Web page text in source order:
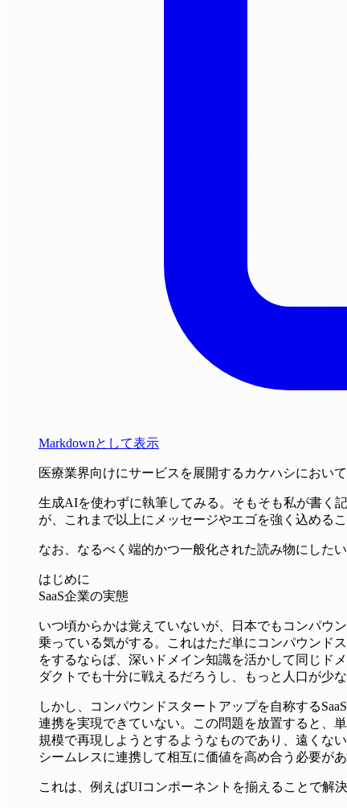
Markdownとして表示
医療業界向けにサービスを展開するカケハシにおい
生成AIを使わずに執筆してみる。そもそも私が書く
が、これまで以上にメッセージやエゴを強く込める
なお、なるべく端的かつ一般化された読み物にした
はじめに
SaaS企業の実態
いつ頃からかは覚えていないが、日本でもコンパウ
乗っている気がする。これはただ単にコンパウンド
をするならば、深いドメイン知識を活かして同じド
ダクトでも十分に戦えるだろうし、もっと人口が少
しかし、コンパウンドスタートアップを自称する
連携を実現できていない。この問題を放置すると、
規模で再現しようとするようなものであり、遠くな
シームレスに連携して相互に価値を高め合う必要があ
これは、例えばUIコンポーネントを揃えることで解